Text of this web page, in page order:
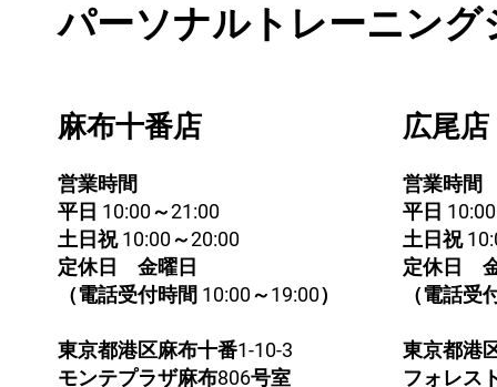
パーソナルトレーニング
麻布十番店
営業時間
平日 10:00～21:00
土日祝 10:00～20:00
定休日 金曜日
（電話受付時間 10:00～19:00）
東京都港区麻布十番1-10-3
モンテプラザ麻布806号室
広尾店
営業時間
平日
土日祝
定休日
（電話受
東京都港
フォレス